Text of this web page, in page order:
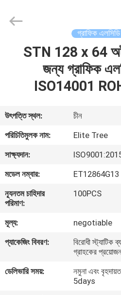
ভিডিও
সম্পর্কে
কারখানা
মান
Technology.
গ্রাফিক
STN 128 x 64
জন্য গ্রাফিক
ISO14001
উৎপত্তি স্থল:
চীন
পরিচিতিমুলক নাম:
Elite Tree
সাক্ষ্যদান:
মডেল নম্বার:
ET12864G13
ন্যূনতম চাহিদার
পরিমাণ:
100PCS
মূল্য:
negotiable
প্যাকেজিং বিবরণ:
বিরোধী স্ট্যাটিক
গ্রাহকের
ডেলিভারি সময়:
নমুনা এবং
5days